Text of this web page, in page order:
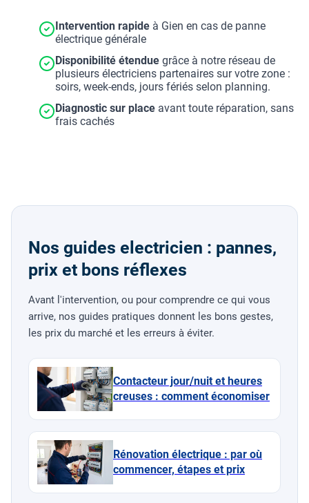
Intervention rapide à Gien en cas de panne
électrique générale
Disponibilité étendue grâce à notre réseau de
plusieurs électriciens partenaires sur votre zone :
soirs, week-ends, jours fériés selon planning.
Diagnostic sur place avant toute réparation, sans
frais cachés
Nos guides electricien : pannes,
prix et bons réflexes
Avant l'intervention, ou pour comprendre ce qui vous
arrive, nos guides pratiques donnent les bons gestes,
les prix du marché et les erreurs à éviter.
Contacteur jour/nuit et heures
creuses : comment économiser
Rénovation électrique : par où
commencer, étapes et prix